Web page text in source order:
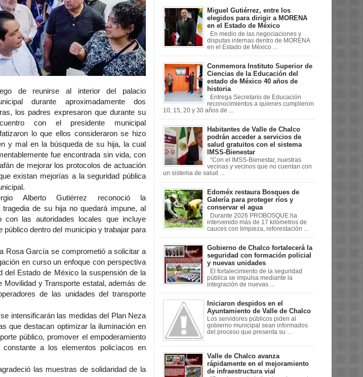
de reunirse al interior del palacio
durante aproximadamente dos
los padres expresaron que durante su
con el presidente municipal
lo que ellos consideraron se hizo
y mal en la búsqueda de su hija, la cual
fue encontrada sin vida, con
de mejorar los protocolos de actuación
existan mejorías a la seguridad pública
Alberto Gutiérrez reconoció la
de su hija no quedará impune, al
las autoridades locales que incluye
dentro del municipio y trabajar para
Rosa García se comprometió a solicitar a
en curso un enfoque con perspectiva
del Estado de México la suspensión de la
y Transporte estatal, además de
de las unidades del transporte
intensificarán las medidas del Plan Neza
que destacan optimizar la iluminación en
público, promover el empoderamiento
a los elementos policíacos en
las muestras de solidaridad de la
Miguel Gutiérrez, entre los
elegidos para dirigir a MORENA
en el Estado de México
En medio de las negociaciones y
disputas internas dentro de MORENA
en el Estado de México ...
Conmemora Instituto Superior de
Ciencias de la Educación del
estado de México 40 años de
historia
Entrega Secretario de Educación
reconocimientos a quienes cumplieron
10, 15, 20 y 30 años de ...
Habitantes de Valle de Chalco
podrán acceder a servicios de
salud gratuitos con el sistema
IMSS-Bienestar
“Con el IMSS-Bienestar, nuestras
vecinas y vecinos que no cuentan con
un sistema de salud ...
Edoméx restaura Bosques de
Galería para proteger ríos y
conservar el agua
Durante 2026 PROBOSQUE ha
intervenido más de 17 kilómetros de
cauces con limpieza, reforestación ...
Gobierno de Chalco fortalecerá la
seguridad con formación policial
y nuevas unidades
El fortalecimiento de la seguridad
pública se impulsa mediante la
integración de nuevas ...
Iniciaron despidos en el
Ayuntamiento de Valle de Chalco
Los servidores públicos piden al
gobierno municipal sean informados
del proceso que presenta su ...
Valle de Chalco avanza
rápidamente en el mejoramiento
de infraestructura vial